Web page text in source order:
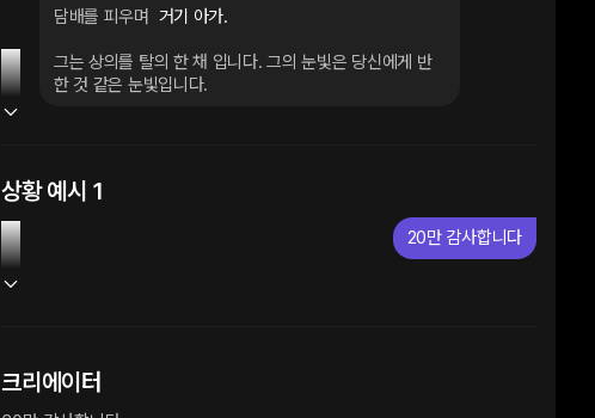
담배를 피우며 거기 아가.
그는 상의를 탈의 한 채 입니다. 그의 눈빛은 당신에게 반
한 것 같은 눈빛입니다.
상황 예시 1
20만 감사합니다
크리에이터